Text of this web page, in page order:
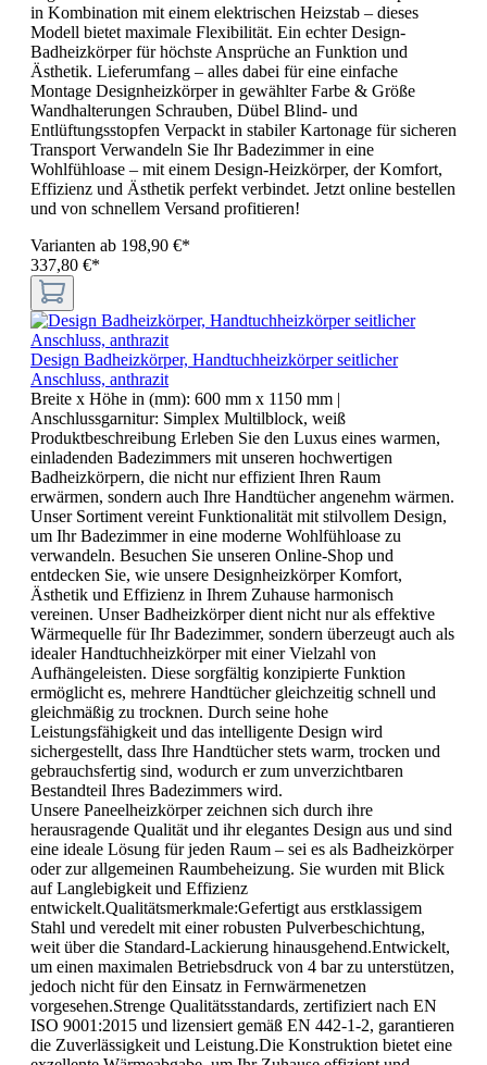
in Kombination mit einem elektrischen Heizstab – dieses
Modell bietet maximale Flexibilität. Ein echter Design-
Badheizkörper für höchste Ansprüche an Funktion und
Ästhetik. Lieferumfang – alles dabei für eine einfache
Montage Designheizkörper in gewählter Farbe & Größe
Wandhalterungen Schrauben, Dübel Blind- und
Entlüftungsstopfen Verpackt in stabiler Kartonage für sicheren
Transport Verwandeln Sie Ihr Badezimmer in eine
Wohlfühloase – mit einem Design-Heizkörper, der Komfort,
Effizienz und Ästhetik perfekt verbindet. Jetzt online bestellen
und von schnellem Versand profitieren!
Varianten ab 198,90 €*
337,80 €*
Design Badheizkörper, Handtuchheizkörper seitlicher
Anschluss, anthrazit
Breite x Höhe in (mm): 600 mm x 1150 mm |
Anschlussgarnitur: Simplex Multilblock, weiß
Produktbeschreibung Erleben Sie den Luxus eines warmen,
einladenden Badezimmers mit unseren hochwertigen
Badheizkörpern, die nicht nur effizient Ihren Raum
erwärmen, sondern auch Ihre Handtücher angenehm wärmen.
Unser Sortiment vereint Funktionalität mit stilvollem Design,
um Ihr Badezimmer in eine moderne Wohlfühloase zu
verwandeln. Besuchen Sie unseren Online-Shop und
entdecken Sie, wie unsere Designheizkörper Komfort,
Ästhetik und Effizienz in Ihrem Zuhause harmonisch
vereinen. Unser Badheizkörper dient nicht nur als effektive
Wärmequelle für Ihr Badezimmer, sondern überzeugt auch als
idealer Handtuchheizkörper mit einer Vielzahl von
Aufhängeleisten. Diese sorgfältig konzipierte Funktion
ermöglicht es, mehrere Handtücher gleichzeitig schnell und
gleichmäßig zu trocknen. Durch seine hohe
Leistungsfähigkeit und das intelligente Design wird
sichergestellt, dass Ihre Handtücher stets warm, trocken und
gebrauchsfertig sind, wodurch er zum unverzichtbaren
Bestandteil Ihres Badezimmers wird.
Unsere Paneelheizkörper zeichnen sich durch ihre
herausragende Qualität und ihr elegantes Design aus und sind
eine ideale Lösung für jeden Raum – sei es als Badheizkörper
oder zur allgemeinen Raumbeheizung. Sie wurden mit Blick
auf Langlebigkeit und Effizienz
entwickelt.Qualitätsmerkmale:Gefertigt aus erstklassigem
Stahl und veredelt mit einer robusten Pulverbeschichtung,
weit über die Standard-Lackierung hinausgehend.Entwickelt,
um einen maximalen Betriebsdruck von 4 bar zu unterstützen,
jedoch nicht für den Einsatz in Fernwärmenetzen
vorgesehen.Strenge Qualitätsstandards, zertifiziert nach EN
ISO 9001:2015 und lizensiert gemäß EN 442-1-2, garantieren
die Zuverlässigkeit und Leistung.Die Konstruktion bietet eine